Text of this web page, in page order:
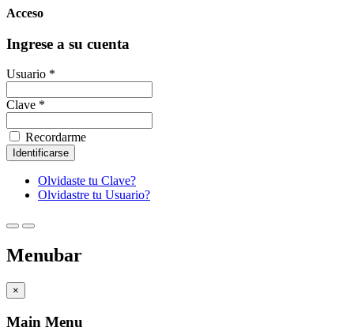
Acceso
Ingrese a su cuenta
Usuario *
Clave *
Recordarme
Olvidaste tu Clave?
Olvidastre tu Usuario?
Menubar
×
Main Menu